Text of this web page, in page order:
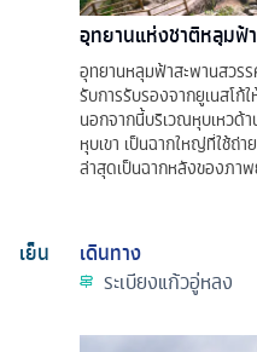
อุทยานแห่งชาติหลุมฟ้
อุทยานหลุมฟ้าสะพานสวร
รับการรับรองจากยูเนสโก้
นอกจากนี้บริเวณหุบเหวด้
หุบเขา เป็นฉากใหญ่ที่ใช้ถ่
ล่าสุดเป็นฉากหลังของภาพ
เย็น
เดินทาง
ระเบียงแก้วอู่หลง